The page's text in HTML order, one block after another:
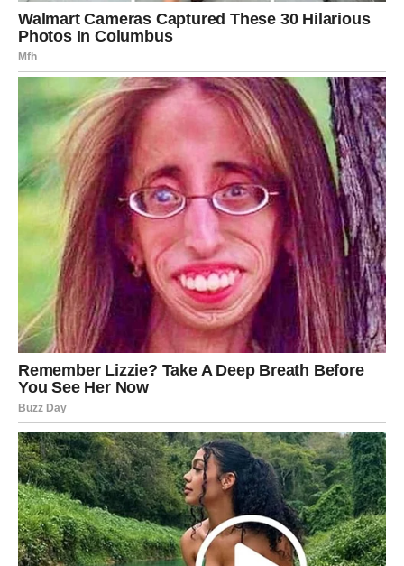
Možda ćete primetiti ponašanje koje vam deluje čudno ili
ćete osetiti da neko ne govori celu istinu.
Škorpije imaju veoma snažnu intuiciju, pa je važno da
verujete svojim osećajima.
Strelac – Karta Putovanje
Strelčevima današnja karta donosi energiju kretanja i
novih iskustava. Ciganska karta Putovanje često
označava promenu rutine, susret sa novim ljudima ili plan
koji uključuje put.
Moguće je da ćete razmišljati o odlasku na neko mesto ili
da ćete upoznati osobu koja dolazi iz drugog grada ili
zemlje.
Ova karta donosi i energiju avanture i uzbuđenja.
Jarac – Karta Sudija
Jarčevi danas mogu biti suočeni sa važnom odlukom.